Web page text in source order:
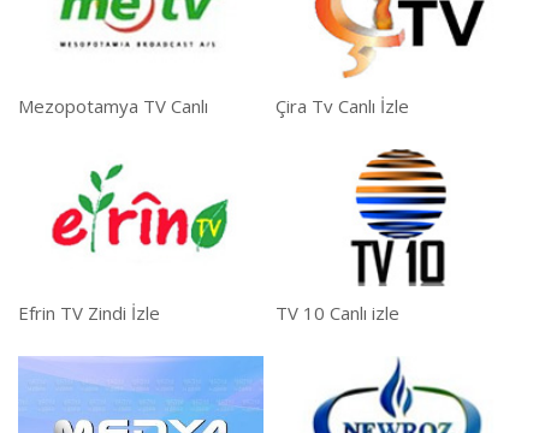
Mezopotamya TV Canlı Çira Tv Canlı İzle
Efrin TV Zindi İzle TV 10 Canlı izle